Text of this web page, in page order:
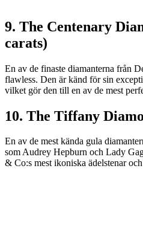
9. The Centenary
carats)
En av de finaste diamanterna från
flawless. Den är känd för sin
vilket gör den till en av de mest
10. The Tiffany
En av de mest kända gula
som Audrey Hepburn och Lady
& Co:s mest ikoniska ädelstenar